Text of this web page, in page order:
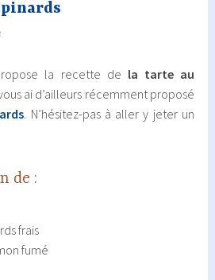
la recette de la tarte au
vous ai d’ailleurs récemment proposé
. N’hésitez-pas à aller y jeter un
de :
frais
fumé